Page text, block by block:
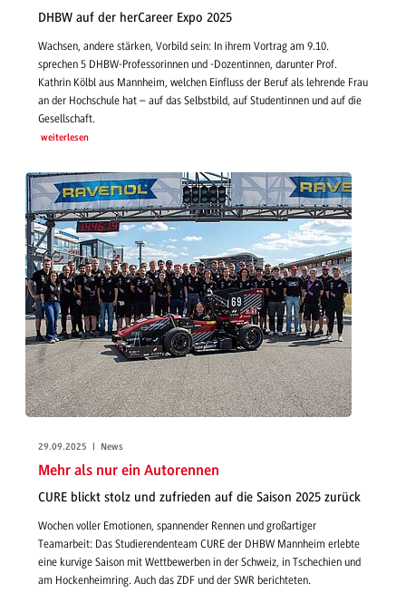
DHBW auf der herCareer Expo 2025
Wachsen, andere stärken, Vorbild sein: In ihrem Vortrag am 9.10.
sprechen 5 DHBW-Professorinnen und -Dozentinnen, darunter Prof.
Kathrin Kölbl aus Mannheim, welchen Einfluss der Beruf als lehrende Frau
an der Hochschule hat – auf das Selbstbild, auf Studentinnen und auf die
Gesellschaft.
weiterlesen
29.09.2025 | News
Mehr als nur ein Autorennen
CURE blickt stolz und zufrieden auf die Saison 2025 zurück
Wochen voller Emotionen, spannender Rennen und großartiger
Teamarbeit: Das Studierendenteam CURE der DHBW Mannheim erlebte
eine kurvige Saison mit Wettbewerben in der Schweiz, in Tschechien und
am Hockenheimring. Auch das ZDF und der SWR berichteten.